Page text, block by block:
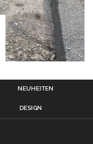
NEUHEITEN
DESIGN